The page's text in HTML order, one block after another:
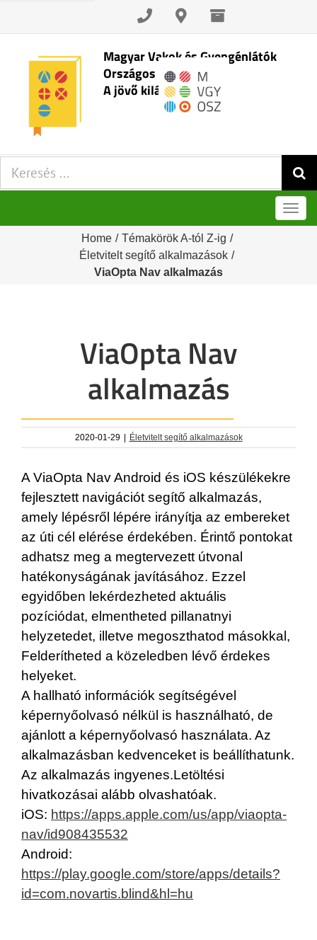
Skip
content
Magyar Vakok és Gyengénlátók
Országos Szövetsége
A jövő kilátásai
Keresés:
Home / Témakörök A-tól Z-ig /
Életvitelt segítő alkalmazások /
ViaOpta Nav alkalmazás
ViaOpta Nav
alkalmazás
2020-01-29 | Életvitelt segítő alkalmazások
A ViaOpta Nav Android és iOS készülékekre
fejlesztett navigációt segítő alkalmazás,
amely lépésről lépére irányítja az embereket
az úti cél elérése érdekében. Érintő pontokat
adhatsz meg a megtervezett útvonal
hatékonyságának javításához. Ezzel
egyidőben lekérdezheted aktuális
pozíciódat, elmentheted pillanatnyi
helyzetedet, illetve megoszthatod másokkal,
Felderítheted a közeledben lévő érdekes
helyeket.
A hallható információk segítségével
képernyőolvasó nélkül is használható, de
ajánlott a képernyőolvasó használata. Az
alkalmazásban kedvenceket is beállíthatunk.
Az alkalmazás ingyenes.Letöltési
hivatkozásai alább olvashatóak.
iOS: https://apps.apple.com/us/app/viaopta-
nav/id908435532
Android:
https://play.google.com/store/apps/details?
id=com.novartis.blind&hl=hu